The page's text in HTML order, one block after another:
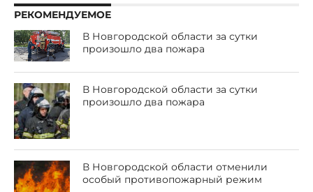
РЕКОМЕНДУЕМОЕ
В Новгородской области за сутки
произошло два пожара
В Новгородской области за сутки
произошло два пожара
В Новгородской области отменили
особый противопожарный режим